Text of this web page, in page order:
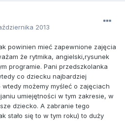
2013
powinien mieć zapewnione zajęcia
że rytmika, angielski,rysunek
programie. Pani przedszkolanka
co dziecku najbardziej
możemy myśleć o zajęciach
umiejętności w tym zakresie, w
dziecko. A zabranie tego
stało się to w tym roku) to duży